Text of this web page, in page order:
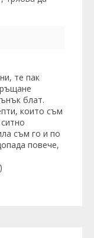
те пак
блат.
които съм
съм го и по
повече,